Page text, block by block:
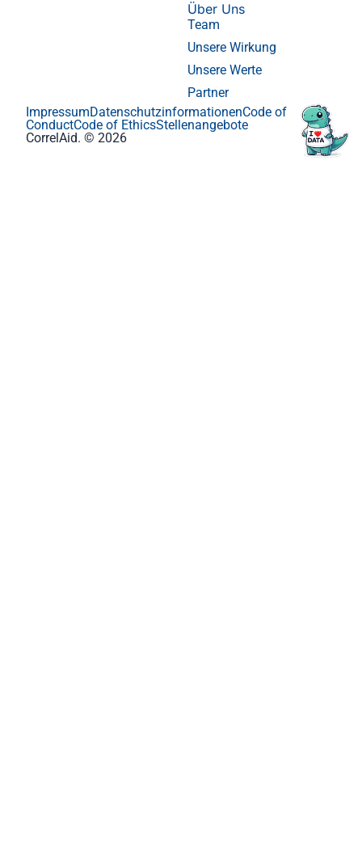
Über Uns
Team
Unsere Wirkung
Unsere Werte
Partner
CorrelAid. © 2026
ImpressumDatenschutzinformationenCode of
ConductCode of EthicsStellenangebote